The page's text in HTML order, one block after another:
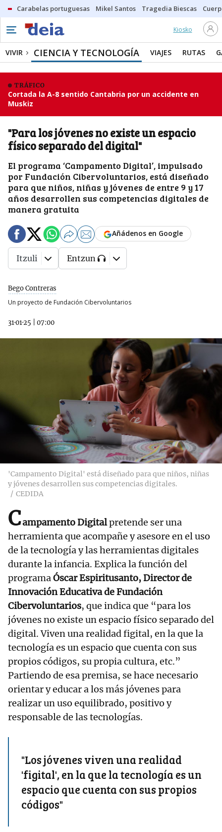
Carabelas portuguesas Mikel Santos Tragedia Biescas
Kiosko
VIVIR CIENCIA Y TECNOLOGÍA VIAJES RUTAS
TRÁFICO
Cortada la A-8 sentido Cantabria por un accidente en
Muskiz
"Para los jóvenes no existe un espacio
físico separado del digital"
El programa ‘Campamento Digital’, impulsado
por Fundación Cibervoluntarios, está diseñado
para que niños, niñas y jóvenes de entre 9 y 17
años desarrollen sus competencias digitales de
manera gratuita
Bego Contreras
Un proyecto de Fundación Cibervoluntarios
31·01·25 07:00
Añádenos en Google
Itzuli Entzun
'Campamento Digital' está diseñado para que niños, niñas
y jóvenes desarrollen sus competencias digitales.
CEDIDA
Campamento Digitalpretende ser una
herramienta que acompañe y asesore en el uso
de la tecnología y las herramientas digitales
durante la infancia. Explica la función del
programaÓscar Espiritusanto, Director de
Innovación Educativa de Fundación
Cibervoluntarios, que indica que “para los
jóvenes no existe un espacio físico separado del
digital. Viven una realidad figital, en la que la
tecnología es un espacio que cuenta con sus
propios códigos, su propia cultura, etc.”
Partiendo de esa premisa, se hace necesario
orientar y educar a los más jóvenes para
realizar un uso equilibrado, positivo y
responsable de las tecnologías.
"Los jóvenes viven una realidad
'figital', en la que la tecnología es un
espacio que cuenta con sus propios
códigos"